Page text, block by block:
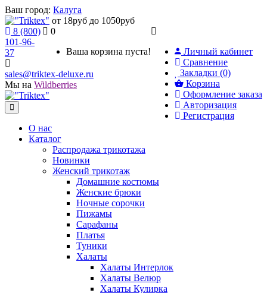
Ваш город: Калуга
от 18руб до 1050руб
Личный кабинет
Сравнение
Закладки (0)
Корзина
Оформление заказа
Авторизация
Регистрация
0
Ваша корзина пуста!
8 (800)
101-96-
37
sales@triktex-deluxe.ru
Мы на Wildberries
О нас
Каталог
Распродажа трикотажа
Новинки
Женский трикотаж
Домашние костюмы
Женские брюки
Ночные сорочки
Пижамы
Сарафаны
Платья
Туники
Халаты
Халаты Интерлок
Халаты Велюр
Халаты Кулирка